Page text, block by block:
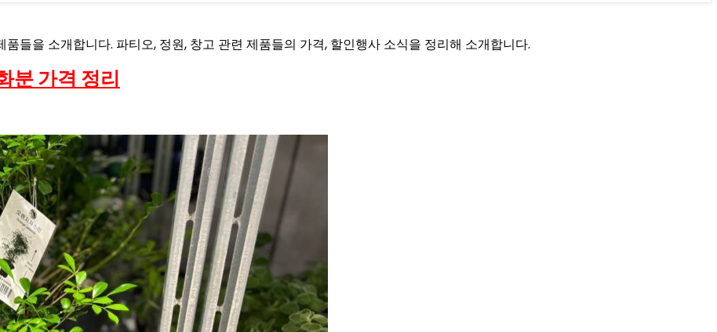
들을 소개합니다. 파티오, 정원, 창고 관련 제품들의 가격, 할인행사 소식을 정리해 소개합니다.
분 가격 정리